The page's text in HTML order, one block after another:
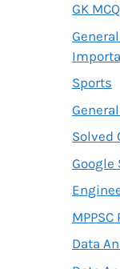
GK
Sports
Solved
Google
Data